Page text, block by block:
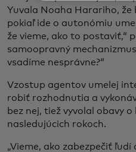
Yuvala Noaha Harariho, že
pokiaľ ide o autonómiu
že vieme, ako to postaviť,“
samoopravný
vsadíme nesprávne?“
Vzostup agentov umelej
robiť rozhodnutia a
bez nej, tiež vyvolal obavy
nasledujúcich rokoch.
„Vieme, ako zabezpečiť